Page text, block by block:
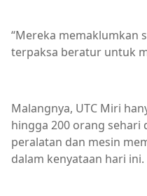
“Mereka
terpaksa beratur untuk
Malangnya, UTC Miri
hingga 200 orang
peralatan dan mesin
dalam kenyataan hari ini.